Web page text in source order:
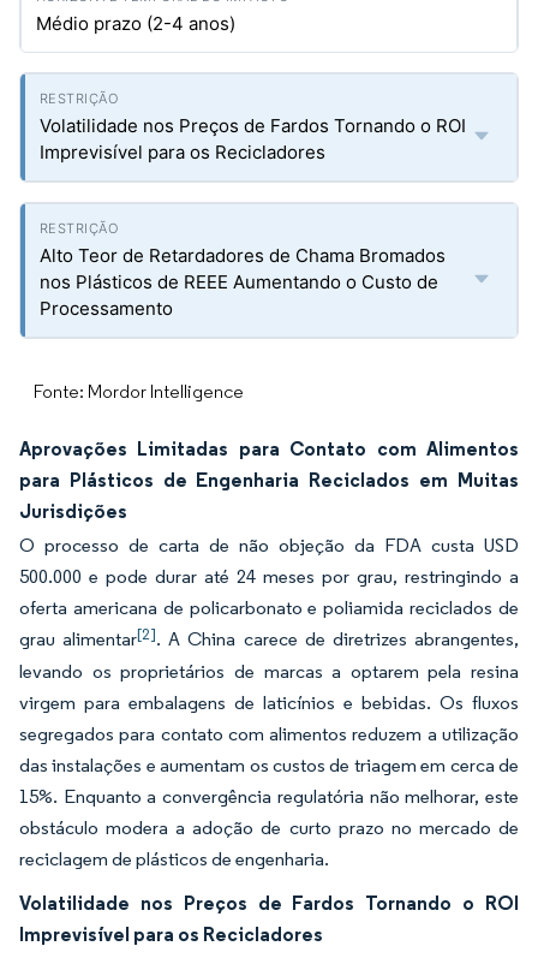
Médio prazo (2-4 anos)
Volatilidade nos Preços de Fardos Tornando o ROI
Imprevisível para os Recicladores
Alto Teor de Retardadores de Chama Bromados
nos Plásticos de REEE Aumentando o Custo de
Processamento
Fonte: Mordor Intelligence
Aprovações Limitadas para Contato com Alimentos
para Plásticos de Engenharia Reciclados em Muitas
Jurisdições
O processo de carta de não objeção da FDA custa USD
500.000 e pode durar até 24 meses por grau, restringindo a
oferta americana de policarbonato e poliamida reciclados de
grau alimentar[2]. A China carece de diretrizes abrangentes,
levando os proprietários de marcas a optarem pela resina
virgem para embalagens de laticínios e bebidas. Os fluxos
segregados para contato com alimentos reduzem a utilização
das instalações e aumentam os custos de triagem em cerca de
15%. Enquanto a convergência regulatória não melhorar, este
obstáculo modera a adoção de curto prazo no mercado de
reciclagem de plásticos de engenharia.
Volatilidade nos Preços de Fardos Tornando o ROI
Imprevisível para os Recicladores